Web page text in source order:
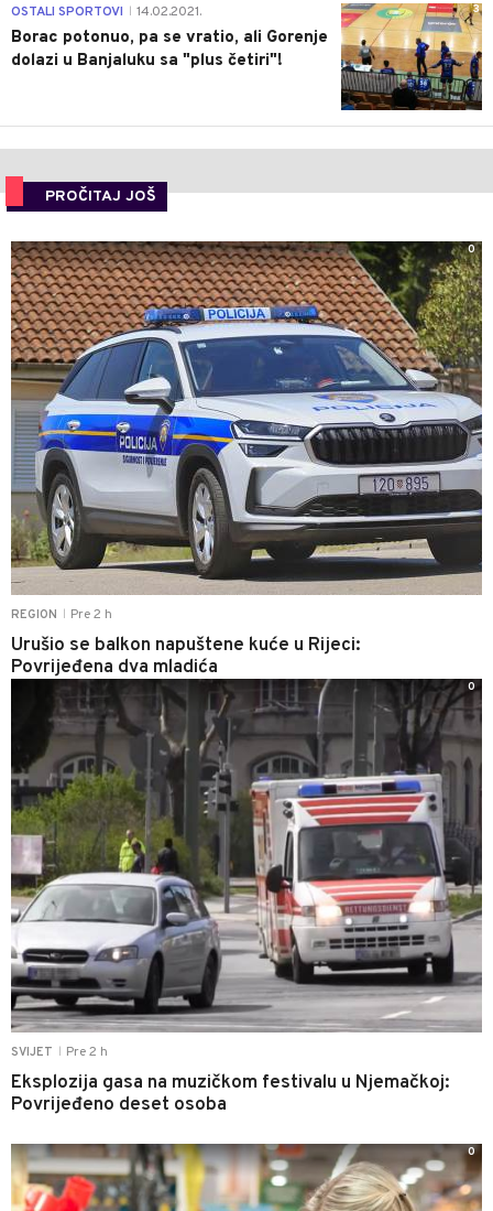
3
OSTALI SPORTOVI 14.02.2021.
Borac potonuo, pa se vratio, ali Gorenje
dolazi u Banjaluku sa "plus četiri"!
PROČITAJ JOŠ
REGION Pre 2 h
Urušio se balkon napuštene kuće u Rijeci:
Povrijeđena dva mladića
0
SVIJET Pre 2 h
Eksplozija gasa na muzičkom festivalu u Njemačkoj:
Povrijeđeno deset osoba
0
0